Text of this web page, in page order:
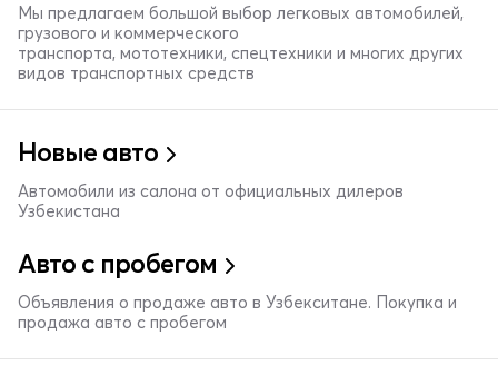
Мы предлагаем большой выбор легковых автомобилей,
грузового и коммерческого
транспорта, мототехники, спецтехники и многих других
видов транспортных средств
Новые авто
Автомобили из салона от официальных дилеров
Узбекистана
Авто с пробегом
Объявления о продаже авто в Узбекситане. Покупка и
продажа авто с пробегом